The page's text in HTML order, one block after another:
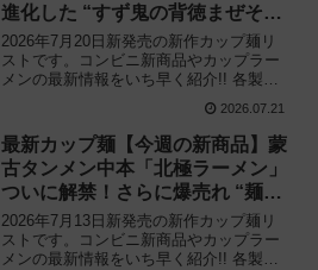
進化した “すず鬼の背徳まぜそば
„ など注目の新作まとめ！
2026年7月20日新発売の新作カップ麺リ
ストです。コンビニ新商品やカップラー
メンの最新情報をいち早く紹介!! 各製品
開の新作情報もありますので、カップ麺
の新商品が気になる方はご活用くださ
い。
2026.07.21
最新カップ麺【今週の新商品】蒙
古タンメン中本「北極ラーメン」
ついに解禁！さらに爆売れ “麺大
盛り„ シリーズの新味など注目の
新作まとめ！
2026年7月13日新発売の新作カップ麺リ
ストです。コンビニ新商品やカップラー
メンの最新情報をいち早く紹介!! 各製品